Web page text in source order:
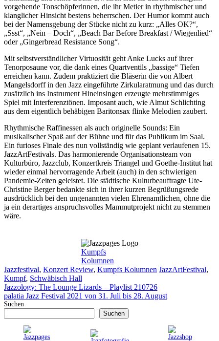
vorgehende Tonschöpferinnen, die ihr Metier in rhythmischer und
klanglicher Hinsicht bestens beherrschen. Der Humor kommt auch
bei der Namensgebung der Stücke nicht zu kurz: „Alles OK?“,
„Ssst“, „Nein – Doch“, „Beach Bar Before Breakfast / Wiegenlied“
oder „Gingerbread Resistance Song“.
Mit selbstverständlicher Virtuosität geht Anke Lucks auf ihrer
Tenorposaune vor, die dank eines Quartventils „bassige“ Tiefen
erreichen kann. Zudem praktiziert die Bläserin die von Albert
Mangelsdorff in den Jazz eingeführte Zirkularatmung und das durch
zusätzlich ins Instrument Hineinsingen erzeugte mehrstimmiges
Spiel mit Interferenztönen. Imposant auch, wie Almut Schlichting
aus dem eigentlich behäbigen Baritonsax flinke Melodien zaubert.
Rhythmische Raffinessen als auch originelle Sounds: Ein
musikalischer Spaß auf der Bühne und für das Publikum im Saal.
Ein furioses Finale des nun vollständig wie geplant verlaufenen 15.
JazzArtFestivals. Das harmonierende Organisationsteam von
Kulturbüro, Jazzclub, Konzertkreis Triangel und Goethe-Institut hat
wieder einmal hervorragende Arbeit (auch) in den schwierigen
Pandemie-Zeiten geleistet. Die städtische Kulturbeauftragte Ute-
Christine Berger bedankte sich in ihrer kurzen Begrüßungsrede
ausdrücklich bei den ungenannten vielen Ehrenamtlichen, ohne die
ja ein derartiges anspruchsvolles Mammutprojekt nicht zu stemmen
wäre.
Kumpfs
Kolumnen
Kategorien
Jazzfestival, Konzert Review, Kumpfs Kolumnen Schlagwörter
JazzArtFestival,
Kumpf, Schwäbisch Hall
Jazzology: The Lounge Lizards – Playlist 210726
palatia Jazz Festival 2021 von 31. Juli bis 28. August
Suchen
Suchen